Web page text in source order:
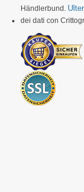
Händlerbund.
dei dati con